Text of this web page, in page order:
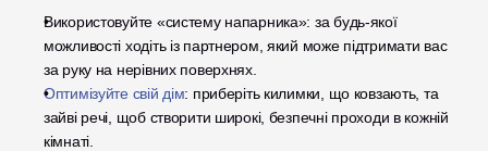
Використовуйте «систему напарника»: за будь-якої
можливості ходіть із партнером, який може підтримати вас
за руку на нерівних поверхнях.
Оптимізуйте свій дім: приберіть килимки, що ковзають, та
зайві речі, щоб створити широкі, безпечні проходи в кожній
кімнаті.